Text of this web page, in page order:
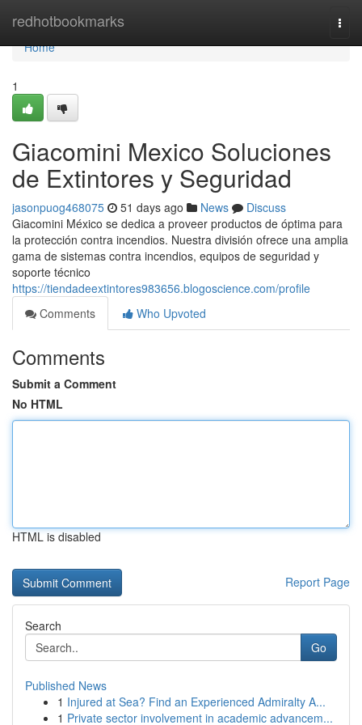
redhotbookmarks
Home
Home
1
Giacomini Mexico Soluciones
de Extintores y Seguridad
jasonpuog468075 51 days ago News
Discuss
Giacomini México se dedica a proveer productos de óptima para
la protección contra incendios. Nuestra división ofrece una amplia
gama de sistemas contra incendios, equipos de seguridad y
soporte técnico
https://tiendadeextintores983656.blogoscience.com/profile
Comments
Who Upvoted
Comments
Submit a Comment
No HTML
HTML is disabled
Report Page
Search
Go
Published News
1 Injured at Sea? Find an Experienced Admiralty A...
1 Private sector involvement in academic advancem...